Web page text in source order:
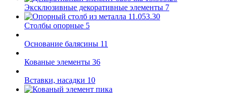
Эксклюзивные декоративные элементы 7
Столбы опорные 5
Основание балясины 11
Кованые элементы 36
Вставки, насадки 10